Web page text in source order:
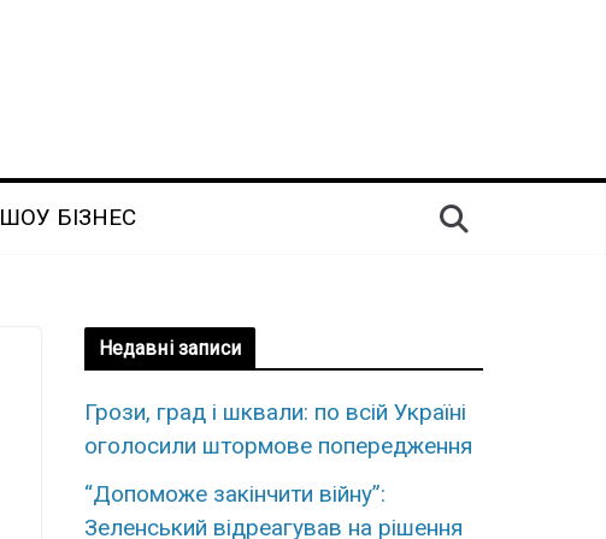
ШОУ БІЗНЕС
Недавні записи
Грози, град і шквали: по всій Україні
оголосили штормове попередження
“Допоможе закінчити війну”:
Зеленський відреагував на рішення